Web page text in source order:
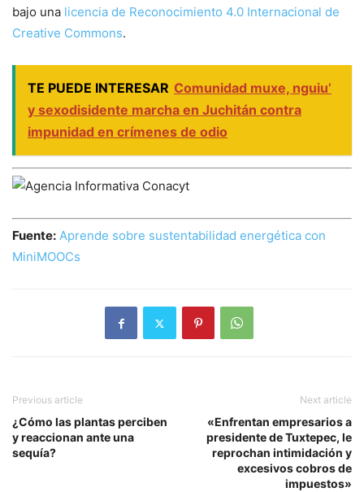
bajo una licencia de Reconocimiento 4.0 Internacional de
Creative Commons.
TE PUEDE INTERESAR Comunidad muxe, nguiu’
y sexodisidente marcha en Juchitán contra
impunidad en crímenes de odio
Fuente: Aprende sobre sustentabilidad energética con
MiniMOOCs
Previous article
¿Cómo las plantas perciben
y reaccionan ante una
sequía?
Next article
«Enfrentan empresarios a
presidente de Tuxtepec, le
reprochan intimidación y
excesivos cobros de
impuestos»